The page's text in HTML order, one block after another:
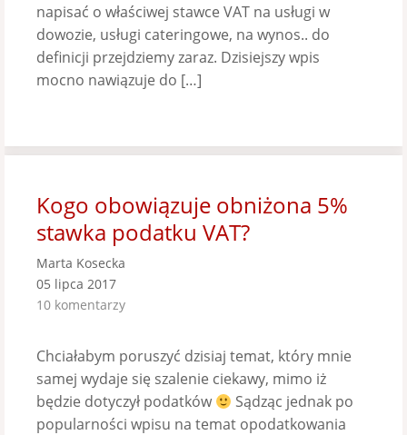
napisać o właściwej stawce VAT na usługi w
dowozie, usługi cateringowe, na wynos.. do
definicji przejdziemy zaraz. Dzisiejszy wpis
mocno nawiązuje do […]
Kogo obowiązuje obniżona 5%
stawka podatku VAT?
Marta Kosecka
05 lipca 2017
10 komentarzy
Chciałabym poruszyć dzisiaj temat, który mnie
samej wydaje się szalenie ciekawy, mimo iż
będzie dotyczył podatków
Sądząc jednak po
popularności wpisu na temat opodatkowania